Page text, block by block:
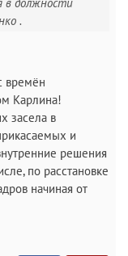
.
времён
Карлина!
засела в
и
решения
по расстановке
начиная от